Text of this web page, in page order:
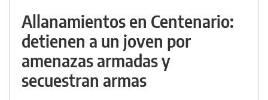
Allanamientos en Centenario:
detienen a un joven por
amenazas armadas y
secuestran armas